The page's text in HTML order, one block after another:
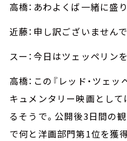
高橋：あわよくば一緒に盛
近藤：申し訳ございませんで
スー：今日はツェッペリン
高橋：この『レッド・ツェ
キュメンタリー映画とし
るそうで。公開後3日間の
で何と洋画部門第1位を獲